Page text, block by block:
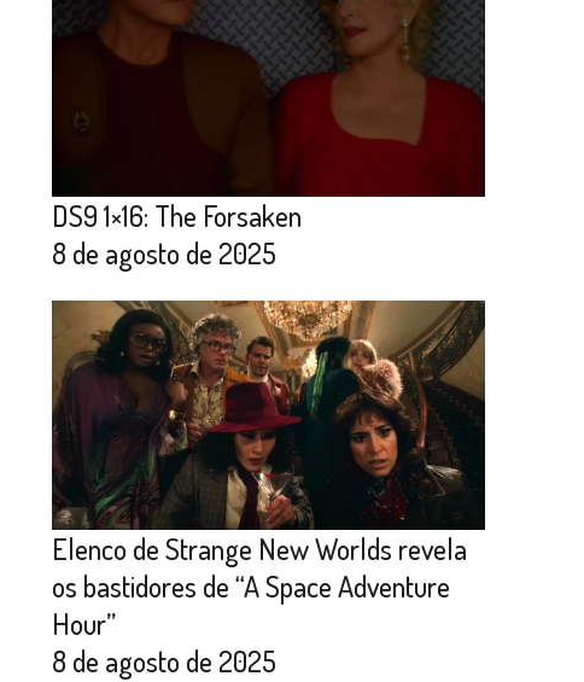
DS9 1×16: The Forsaken
8 de agosto de 2025
Elenco de Strange New Worlds revela
os bastidores de “A Space Adventure
Hour”
8 de agosto de 2025